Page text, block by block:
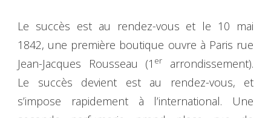
Le succès est au rendez-vous et le 10 mai
1842, une première boutique ouvre à Paris rue
Jean-Jacques Rousseau (1 er
arrondissement).
Le succès devient est au rendez-vous, et
s’impose rapidement à l’international. Une